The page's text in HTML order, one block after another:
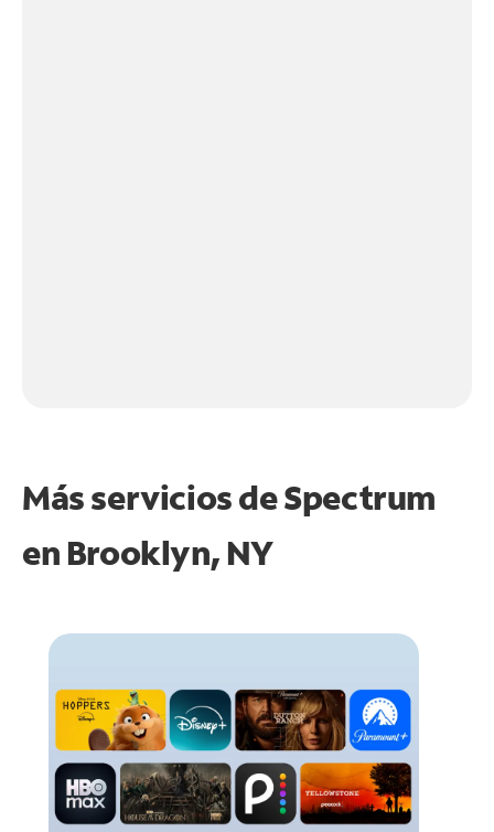
Más servicios de Spectrum
en Brooklyn, NY